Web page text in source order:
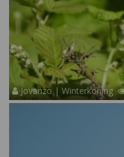
Jovanzo | Winterkoning